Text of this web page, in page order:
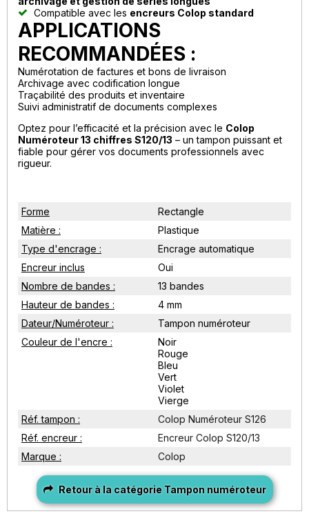
Retour à la catégorie Tampon numéroteur
Compatible avec les encreurs Colop standard
APPLICATIONS
RECOMMANDÉES :
Numérotation de factures et bons de livraison
Archivage avec codification longue
Traçabilité des produits et inventaire
Suivi administratif de documents complexes
Optez pour l’efficacité et la précision avec le Colop
Numéroteur 13 chiffres S120/13 – un tampon puissant et
fiable pour gérer vos documents professionnels avec
rigueur.
Forme
Rectangle
Matière :
Plastique
Type d'encrage :
Encrage automatique
Encreur inclus
Oui
Nombre de bandes :
13 bandes
Hauteur de bandes :
4 mm
Dateur/Numéroteur :
Tampon numéroteur
Couleur de l'encre :
Noir
Rouge
Bleu
Vert
Violet
Vierge
Réf. tampon :
Colop Numéroteur S126
Réf. encreur :
Encreur Colop S120/13
Marque :
Colop